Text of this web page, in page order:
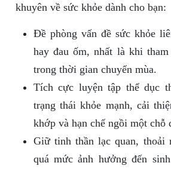
khuyên về sức khỏe dành cho bạn:
Đề phòng vấn đề sức khỏe
hay đau ốm, nhất là khi
trong thời gian chuyển mùa.
Tích cực luyện tập thể dục
trạng thái khỏe mạnh, cải
khớp và hạn chế ngồi một chỗ
Giữ tinh thần lạc quan, thoải
quá mức ảnh hưởng đến